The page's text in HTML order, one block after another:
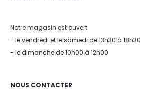
Notre magasin est ouvert
- le vendredi et le samedi de 13h30 à 18h30
- le dimanche de 10h00 à 12h00
NOUS CONTACTER